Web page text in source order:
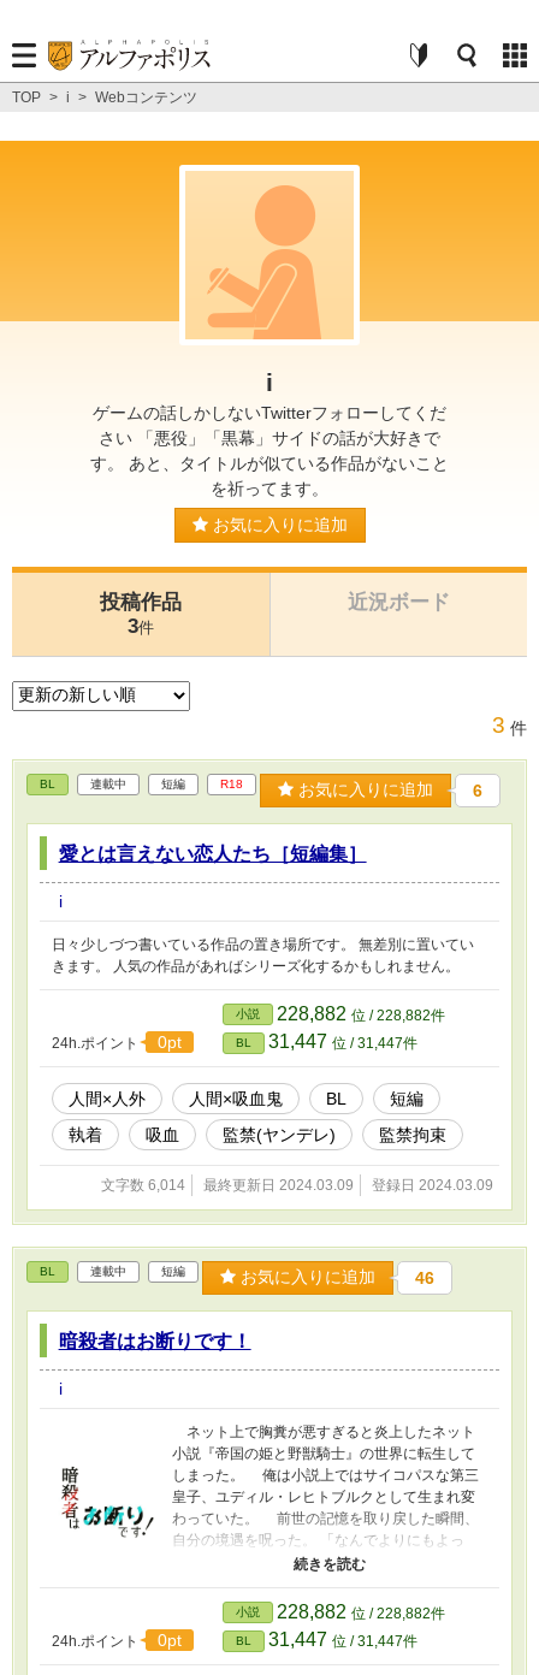
TOP > i > Webコンテンツ
i
ゲームの話しかしないTwitterフォローしてくだ
さい 「悪役」「黒幕」サイドの話が大好きで
す。 あと、タイトルが似ている作品がないこと
を祈ってます。
お気に入りに追加
投稿作品
3件
近況ボード
3 件
BL 連載中 短編 R18 お気に入りに追加 6
愛とは言えない恋人たち［短編集］
i
日々少しづつ書いている作品の置き場所です。 無差別に置いてい
きます。 人気の作品があればシリーズ化するかもしれません。
24h.ポイント 0pt
小説 228,882 位 / 228,882件
BL 31,447 位 / 31,447件
人間×人外 人間×吸血鬼 BL
短編
執着
吸血 監禁(ヤンデレ) 監禁拘束
文字数 6,014 最終更新日 2024.03.09 登録日 2024.03.09
BL 連載中 短編 お気に入りに追加 46
暗殺者はお断りです！
i
ネット上で胸糞が悪すぎると炎上したネット
小説『帝国の姫と野獣騎士』の世界に転生して
しまった。 俺は小説上ではサイコパスな第三
皇子、ユディル・レヒトブルクとして生まれ変
わっていた。 前世の記憶を取り戻した瞬間、
自分の境遇を呪った。 「なんでよりにもよっ
て、悪役に転生しちゃってんの！？」 前世は
きに、御曹司の隠し息子だと発覚して、親父の
会社を継ぐために勉強漬けの毎日を送り、よう
やく会社を継ぐという前日にマフィアの抗争に
巻き込まれて死んでしまったのだ。 小説内で
24h.ポイント 0pt
小説 228,882 位 / 228,882件
BL 31,447 位 / 31,447件